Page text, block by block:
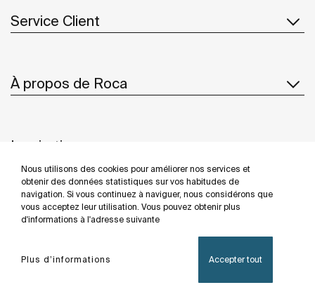
Nous utilisons des cookies pour améliorer nos services et
obtenir des données statistiques sur vos habitudes de
navigation. Si vous continuez à naviguer, nous considérons que
vous acceptez leur utilisation. Vous pouvez obtenir plus
d'informations à l'adresse suivante
Plus d’informations Accepter tout
Service Client
À propos de Roca
Inspiration
Suivez-nous
Politique De Confidentialité
Mentions Légales